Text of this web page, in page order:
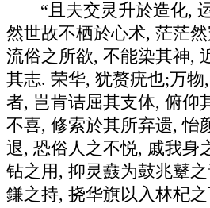
“且夫交灵升於造化,
然世故不栖於心术, 茫茫
流俗之所欲, 不能染其神,
其志. 荣华, 犹赘疣也;万
者, 岂肯诘屈其支体, 俯仰
不喜, 修索於其所弃遗, 怡
退, 恐俗人之不悦, 戚我身
钻之用, 抑灵鼖为鼓兆鼙
鎌之持, 挠华旗以入林杞之